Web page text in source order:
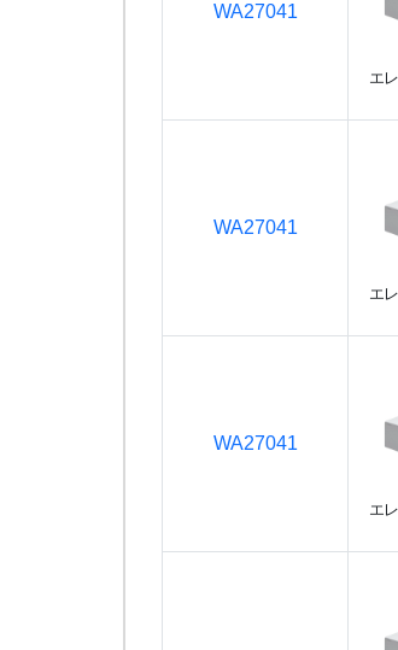
WA27041
エ
WA27041
エ
WA27041
エ